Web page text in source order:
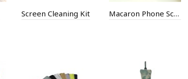
Screen Cleaning Kit Macaron Phone Screen Rub